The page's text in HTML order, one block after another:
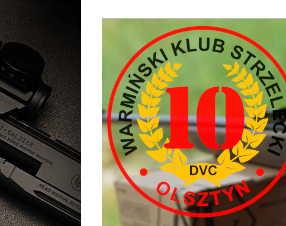
Przeskocz
do
tekstu
Warmiński Klub
Diligentia Vis Celeritas